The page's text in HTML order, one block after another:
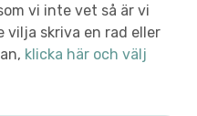
vi inte vet så är vi
vilja skriva en rad eller
klicka här och välj